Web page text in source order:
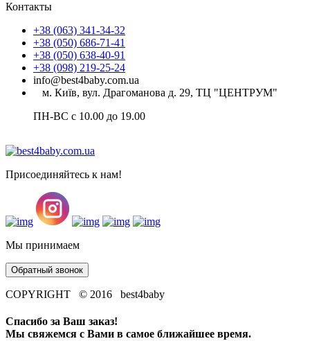
Контакты
+38 (063) 341-34-32
+38 (050) 686-71-41
+38 (050) 638-40-91
+38 (098) 219-25-24
info@best4baby.com.ua
м. Київ, вул. Драгоманова д. 29, ТЦ "ЦЕНТРУМ"
ПН-ВС с 10.00 до 19.00
Присоединяйтесь к нам!
Мы принимаем
Обратный звонок
COPYRIGHT © 2016 best4baby
Спасибо за Ваш заказ!
Мы свяжемся с Вами в самое ближайшее время.